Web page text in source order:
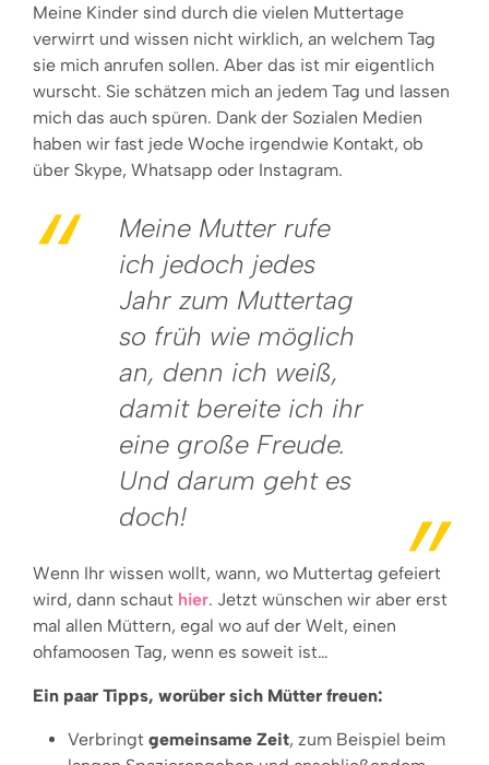
Meine Kinder sind durch die vielen Muttertage
verwirrt und wissen nicht wirklich, an welchem Tag
sie mich anrufen sollen. Aber das ist mir eigentlich
wurscht. Sie schätzen mich an jedem Tag und lassen
mich das auch spüren. Dank der Sozialen Medien
haben wir fast jede Woche irgendwie Kontakt, ob
über Skype, Whatsapp oder Instagram.
Meine Mutter rufe
ich jedoch jedes
Jahr zum Muttertag
so früh wie möglich
an, denn ich weiß,
damit bereite ich ihr
eine große Freude.
Und darum geht es
doch!
Wenn Ihr wissen wollt, wann, wo Muttertag gefeiert
wird, dann schaut hier. Jetzt wünschen wir aber erst
mal allen Müttern, egal wo auf der Welt, einen
ohfamoosen Tag, wenn es soweit ist…
Ein paar Tipps, worüber sich Mütter freuen:
Verbringt gemeinsame Zeit, zum Beispiel beim